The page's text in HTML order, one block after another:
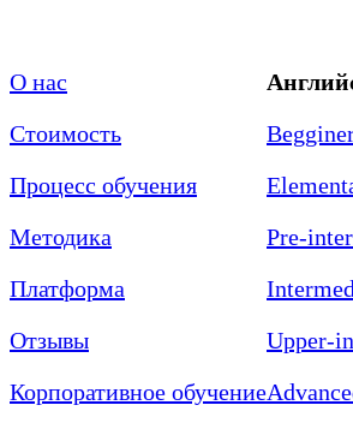
О нас
Стоимость
Процесс обучения
Методика
Платформа
Отзывы
Корпоративное обучение
Pre-
Upper-